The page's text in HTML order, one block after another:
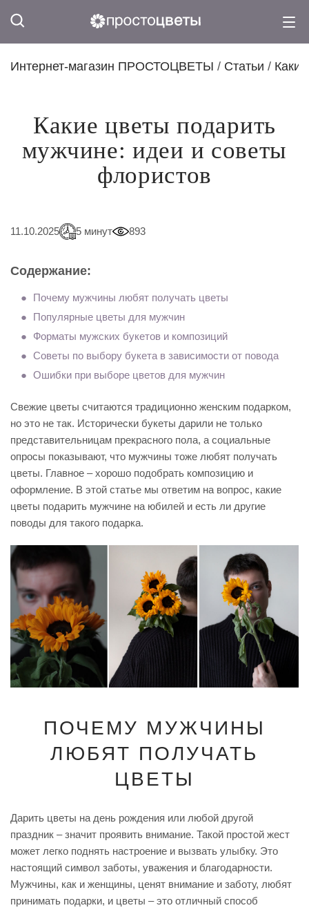
Интернет-магазин ПРОСТОЦВЕТЫ / Статьи /
Какие цветы подарить
мужчине: идеи и советы
флористов
11.10.2025 5 минут 893
Содержание:
Почему мужчины любят получать цветы
Популярные цветы для мужчин
Форматы мужских букетов и композиций
Советы по выбору букета в зависимости от повода
Ошибки при выборе цветов для мужчин
Свежие цветы считаются традиционно женским подарком,
но это не так. Исторически букеты дарили не только
представительницам прекрасного пола, а социальные
опросы показывают, что мужчины тоже любят получать
цветы. Главное – хорошо подобрать композицию и
оформление. В этой статье мы ответим на вопрос, какие
цветы подарить мужчине на юбилей и есть ли другие
поводы для такого подарка.
ПОЧЕМУ МУЖЧИНЫ
ЛЮБЯТ ПОЛУЧАТЬ
ЦВЕТЫ
Дарить цветы на день рождения или любой другой
праздник – значит проявить внимание. Такой простой жест
может легко поднять настроение и вызвать улыбку. Это
настоящий символ заботы, уважения и благодарности.
Мужчины, как и женщины, ценят внимание и заботу, любят
принимать подарки, и цветы – это отличный способ